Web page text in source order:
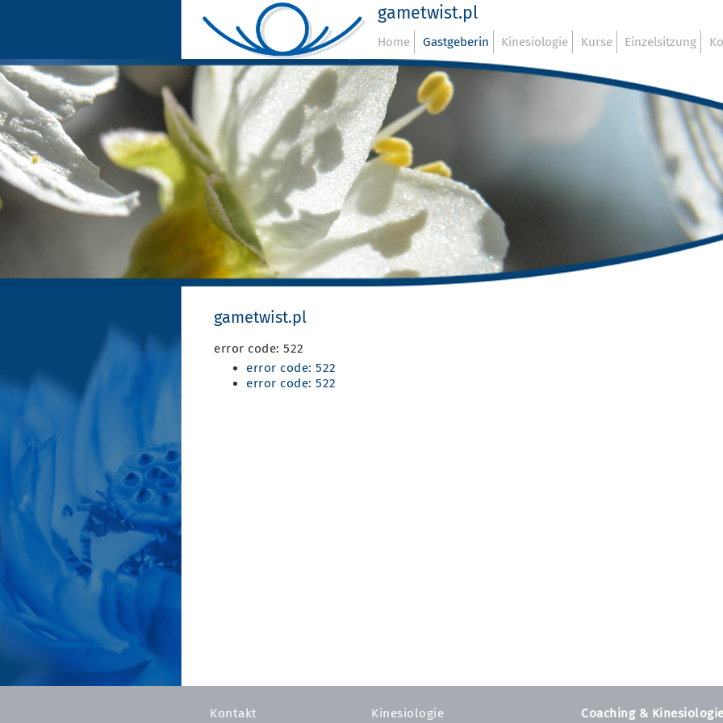
gametwist.pl
Home Gastgeberin Kinesiologie Kurse Einzelsitzung
gametwist.pl
error code: 522
error code: 522
error code: 522
Kontakt
Kinesiologie
Coaching &